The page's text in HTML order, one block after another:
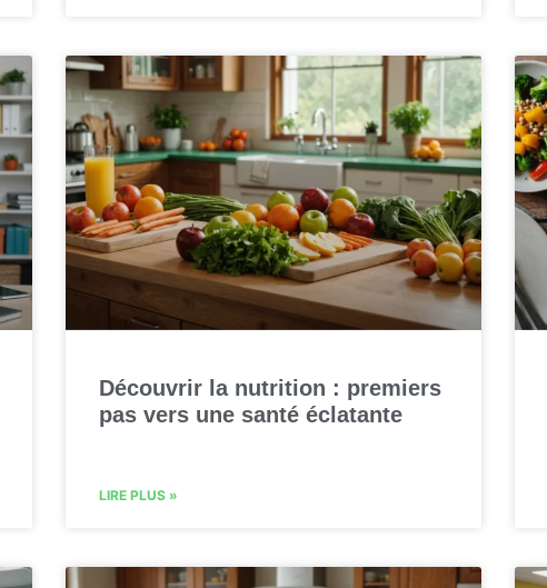
Découvrir la nutrition : premiers
pas vers une santé éclatante
LIRE PLUS »